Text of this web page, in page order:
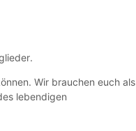
Wir brauchen euch als
lebendigen